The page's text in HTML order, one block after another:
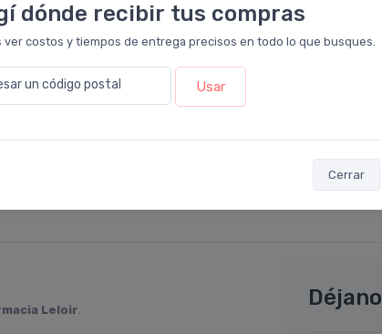
dónde recibir tus compras
ver costos y tiempos de entrega precisos en todo lo que busques.
un código postal Usar
Cerrar
Leloir.